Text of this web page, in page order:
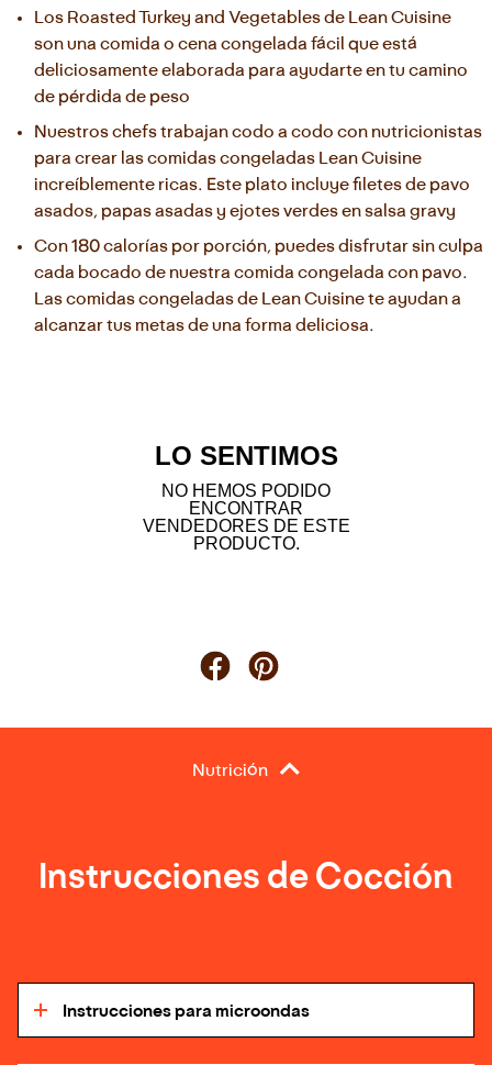
Los Roasted Turkey and Vegetables de Lean Cuisine
son una comida o cena congelada fácil que está
deliciosamente elaborada para ayudarte en tu camino
de pérdida de peso
Nuestros chefs trabajan codo a codo con nutricionistas
para crear las comidas congeladas Lean Cuisine
increíblemente ricas. Este plato incluye filetes de pavo
asados, papas asadas y ejotes verdes en salsa gravy
Con 180 calorías por porción, puedes disfrutar sin culpa
cada bocado de nuestra comida congelada con pavo.
Las comidas congeladas de Lean Cuisine te ayudan a
alcanzar tus metas de una forma deliciosa.
LO SENTIMOS
NO HEMOS PODIDO
ENCONTRAR
VENDEDORES DE ESTE
PRODUCTO.
Nutrición
Instrucciones de Cocción
Instrucciones para microondas